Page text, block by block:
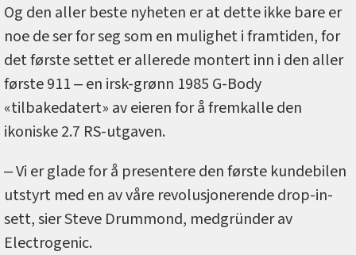
Og den aller beste nyheten er at dette ikke bare er
noe de ser for seg som en mulighet i framtiden, for
det første settet er allerede montert inn i den aller
første 911 ‒ en irsk-grønn 1985 G-Body
«tilbakedatert» av eieren for å fremkalle den
ikoniske 2.7 RS-utgaven.
‒ Vi er glade for å presentere den første kundebilen
utstyrt med en av våre revolusjonerende drop-in-
sett, sier Steve Drummond, medgründer av
Electrogenic.